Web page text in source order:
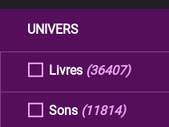
UNIVERS
Livres (36407)
Sons (11814)